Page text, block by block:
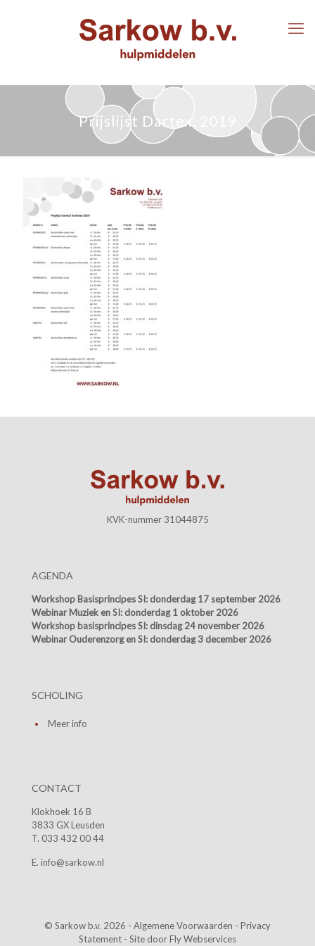
Prijslijst Dartex, 2019
KVK-nummer 31044875
AGENDA
Workshop Basisprincipes SI: donderdag 17 september 2026
Webinar Muziek en SI: donderdag 1 oktober 2026
Workshop basisprincipes SI: dinsdag 24 november 2026
Webinar Ouderenzorg en SI: donderdag 3 december 2026
SCHOLING
Meer info
CONTACT
Klokhoek 16 B
3833 GX Leusden
T. 033 432 00 44
E. info@sarkow.nl
© Sarkow b.v. 2026 - Algemene Voorwaarden - Privacy
Statement - Site doorFly Webservices